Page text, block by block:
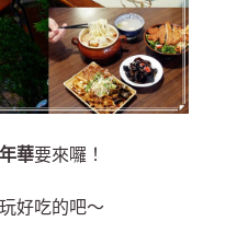
華要來囉！
好吃的吧～